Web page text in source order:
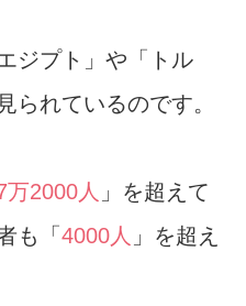
ジプト」や「トル
られているのです。
万2000人 」を超えて
も「 4000人 」を超え